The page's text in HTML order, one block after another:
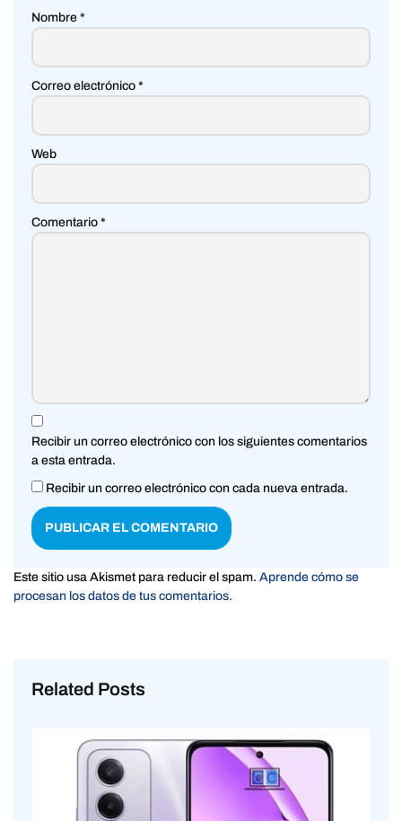
Nombre *
Correo electrónico *
Web
Comentario *
Recibir un correo electrónico con los siguientes comentarios
a esta entrada.
Recibir un correo electrónico con cada nueva entrada.
Este sitio usa Akismet para reducir el spam. Aprende cómo se
procesan los datos de tus comentarios.
Related Posts